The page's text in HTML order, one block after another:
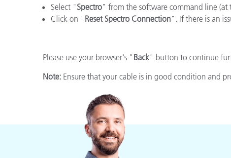
Automobile
Textile
Select " Spectro" from the software command line (at
Click on " Reset Spectro Connection". If there is an
Please use your browser's " Back" button to continue
Note: Ensure that your cable is in good condition and